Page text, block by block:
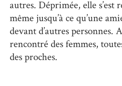
autres. Déprimée, elle s’est
même jusqu’à ce qu’une
devant d’autres personnes.
rencontré des femmes,
des proches.